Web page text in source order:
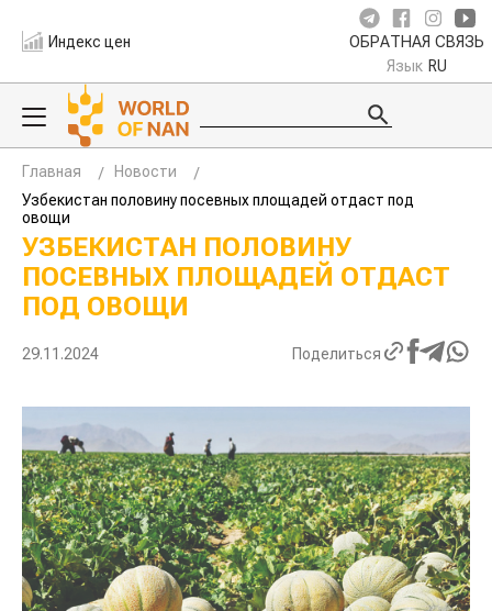
Индекс цен ОБРАТНАЯ СВЯЗЬ
Язык RU
Главная
Новости
Узбекистан половину посевных площадей отдаст под
овощи
УЗБЕКИСТАН ПОЛОВИНУ
ПОСЕВНЫХ ПЛОЩАДЕЙ ОТДАСТ
ПОД ОВОЩИ
29.11.2024 Поделиться